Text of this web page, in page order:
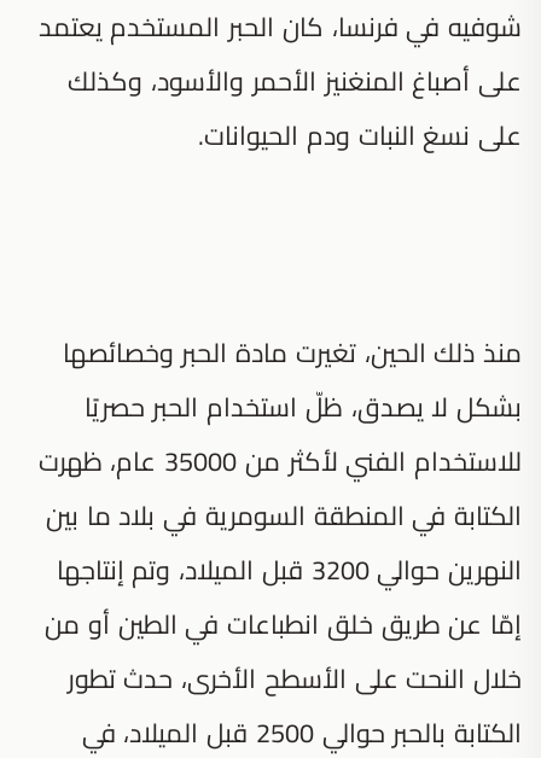
شوفيه في فرنسا، كان الحبر المستخدم يعتمد
على أصباغ المنغنيز الأحمر والأسود، وكذلك
على نسغ النبات ودم الحيوانات.
منذ ذلك الحين، تغيرت مادة الحبر وخصائصها
بشكل لا يصدق، ظلّ استخدام الحبر حصريًا
للاستخدام الفني لأكثر من 35000 عام، ظهرت
الكتابة في المنطقة السومرية في بلاد ما بين
النهرين حوالي 3200 قبل الميلاد، وتم إنتاجها
إمّا عن طريق خلق انطباعات في الطين أو من
خلال النحت على الأسطح الأخرى، حدث تطور
الكتابة بالحبر حوالي 2500 قبل الميلاد، في